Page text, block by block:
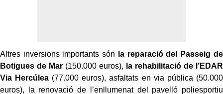
Altres inversions importants són
la reparació del Passeig de
Botigues de Mar(150.000 euros), la rehabilitació de l’EDAR
Via Hercúlea (77.000 euros), asfaltats en via pública (50.000
euros), la renovació de l’enllumenat del pavelló poliesportiu